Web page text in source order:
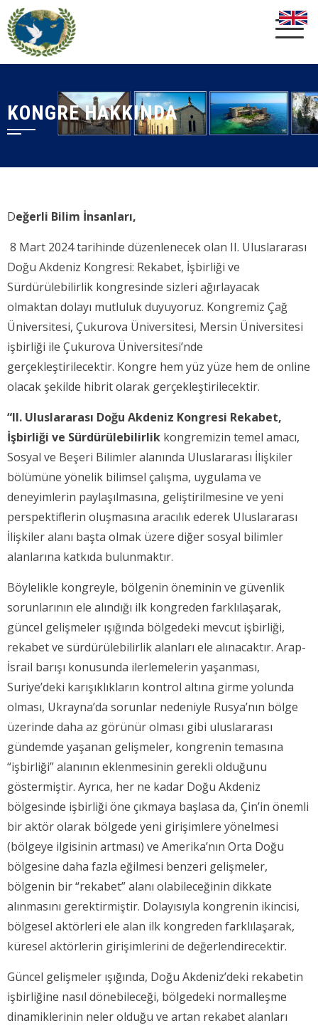
KONGRE HAKKINDA
Değerli Bilim İnsanları,
8 Mart 2024 tarihinde düzenlenecek olan II. Uluslararası
Doğu Akdeniz Kongresi: Rekabet, İşbirliği ve
Sürdürülebilirlik kongresinde sizleri ağırlayacak
olmaktan dolayı mutluluk duyuyoruz. Kongremiz Çağ
Üniversitesi, Çukurova Üniversitesi, Mersin Üniversitesi
işbirliği ile Çukurova Üniversitesi’nde
gerçekleştirilecektir. Kongre hem yüz yüze hem de online
olacak şekilde hibrit olarak gerçekleştirilecektir.
“II. Uluslararası Doğu Akdeniz Kongresi Rekabet,
İşbirliği ve Sürdürülebilirlik kongremizin temel amacı,
Sosyal ve Beşeri Bilimler alanında Uluslararası İlişkiler
bölümüne yönelik bilimsel çalışma, uygulama ve
deneyimlerin paylaşılmasına, geliştirilmesine ve yeni
perspektiflerin oluşmasına aracılık ederek Uluslararası
İlişkiler alanı başta olmak üzere diğer sosyal bilimler
alanlarına katkıda bulunmaktır.
Böylelikle kongreyle, bölgenin öneminin ve güvenlik
sorunlarının ele alındığı ilk kongreden farklılaşarak,
güncel gelişmeler ışığında bölgedeki mevcut işbirliği,
rekabet ve sürdürülebilirlik alanları ele alınacaktır. Arap-
İsrail barışı konusunda ilerlemelerin yaşanması,
Suriye’deki karışıklıkların kontrol altına girme yolunda
olması, Ukrayna’da sorunlar nedeniyle Rusya’nın bölge
üzerinde daha az görünür olması gibi uluslararası
gündemde yaşanan gelişmeler, kongrenin temasına
“işbirliği” alanının eklenmesinin gerekli olduğunu
göstermiştir. Ayrıca, her ne kadar Doğu Akdeniz
bölgesinde işbirliği öne çıkmaya başlasa da, Çin’in önemli
bir aktör olarak bölgede yeni girişimlere yönelmesi
(bölgeye ilgisinin artması) ve Amerika’nın Orta Doğu
bölgesine daha fazla eğilmesi benzeri gelişmeler,
bölgenin bir “rekabet” alanı olabileceğinin dikkate
alınmasını gerektirmiştir. Dolayısıyla kongrenin ikincisi,
bölgesel aktörleri ele alan ilk kongreden farklılaşarak,
küresel aktörlerin girişimlerini de değerlendirecektir.
Güncel gelişmeler ışığında, Doğu Akdeniz’deki rekabetin
işbirliğine nasıl dönebileceği, bölgedeki normalleşme
dinamiklerinin neler olduğu ve artan rekabet alanları